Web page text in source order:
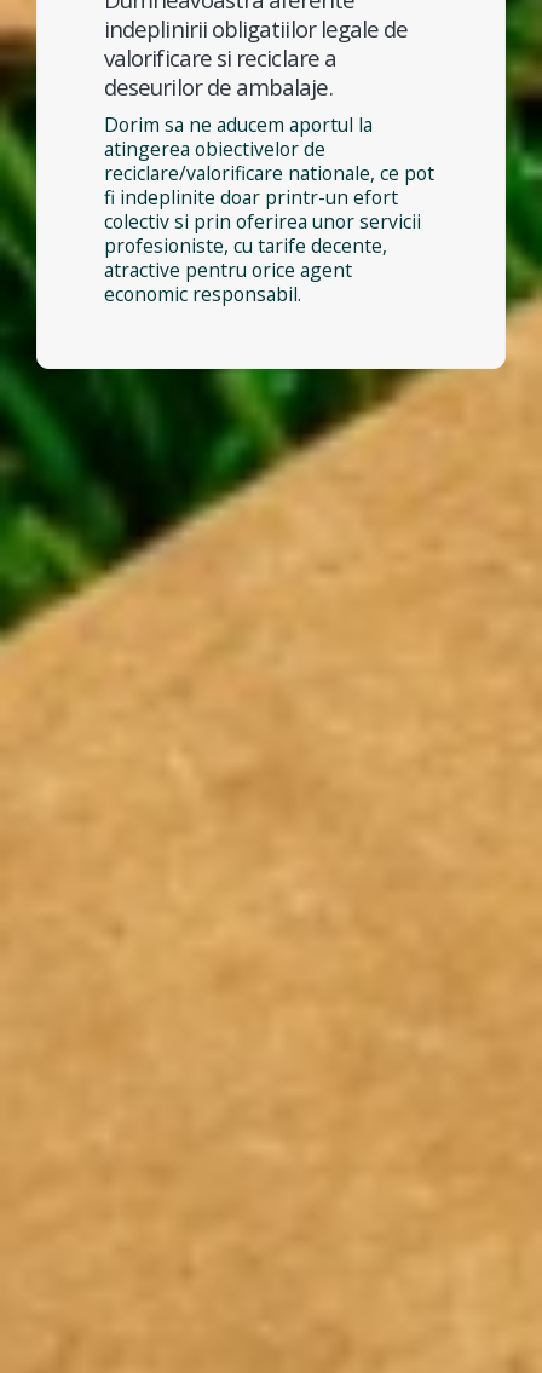
indeplinirii obligatiilor legale de
valorificare si reciclare a
deseurilor de ambalaje.
Dorim sa ne aducem aportul la
atingerea obiectivelor de
reciclare/valorificare nationale, ce pot
fi indeplinite doar printr-un efort
colectiv si prin oferirea unor servicii
profesioniste, cu tarife decente,
atractive pentru orice agent
economic responsabil.